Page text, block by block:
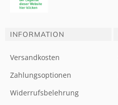
INFORMATION
Versandkosten
Zahlungsoptionen
Widerrufsbelehrung